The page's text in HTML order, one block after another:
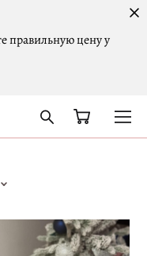
правильную цену у